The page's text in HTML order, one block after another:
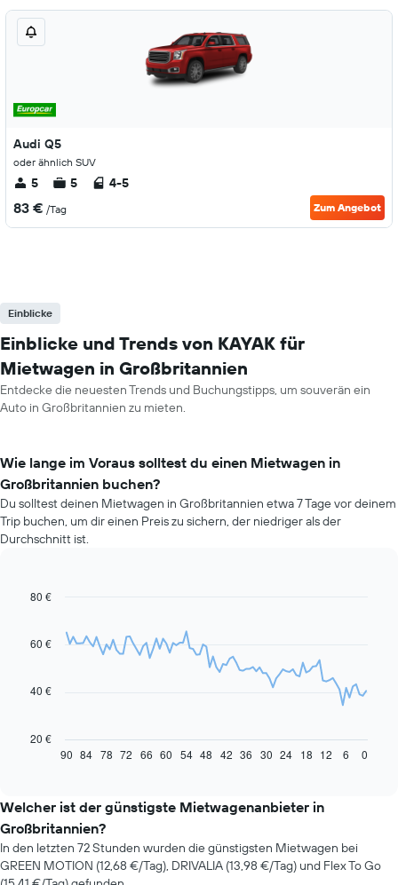
Audi Q5
oder ähnlich SUV
5 5 4-5
83 € /Tag Zum Angebot
Einblicke
Einblicke und Trends von KAYAK für
Mietwagen in Großbritannien
Entdecke die neuesten Trends und Buchungstipps, um souverän ein
Auto in Großbritannien zu mieten.
Wie lange im Voraus solltest du einen Mietwagen in
Großbritannien buchen?
Du solltest deinen Mietwagen in Großbritannien etwa 7 Tage vor deinem
Trip buchen, um dir einen Preis zu sichern, der niedriger als der
Durchschnitt ist.
Line
91
data
Diagramm
der
Preis
eines
Mietwagens
entwickelt,
Chart
20 €
40 €
60 €
80 €
90 84 78 72 66 60 54 48 42 36 30 24 18 12 6 0
Welcher ist der günstigste Mietwagenanbieter in
Großbritannien?
In den letzten 72 Stunden wurden die günstigsten Mietwagen bei
GREEN MOTION (12,68 €/Tag), DRIVALIA (13,98 €/Tag) und Flex To Go